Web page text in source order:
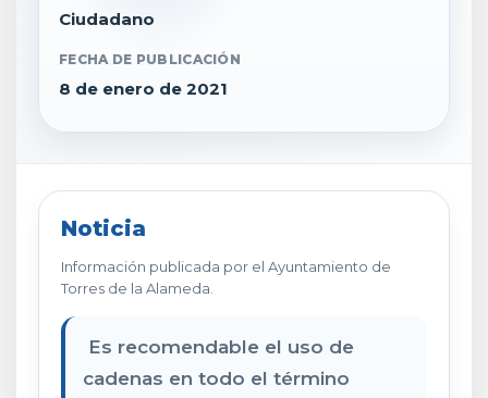
Ciudadano
FECHA DE PUBLICACIÓN
8 de enero de 2021
Noticia
Información publicada por el Ayuntamiento de
Torres de la Alameda.
Es recomendable el uso de
cadenas en todo el término